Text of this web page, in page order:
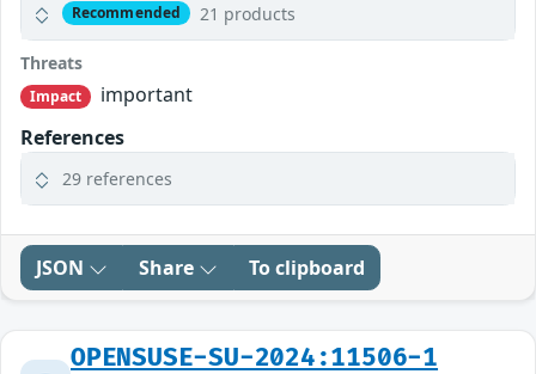
Recommended 21 products
Threats
Impact
important
References
29 references
JSON Share To clipboard
OPENSUSE-SU-2024:11506-1